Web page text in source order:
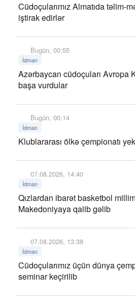
Cüdoçularımız Almatıda təlim-
iştirak edirlər
Bugün, 00:55
İdman
Azərbaycan cüdoçuları Avropa
başa vurdular
Bugün, 00:14
İdman
Klublararası ölkə çempionatı
07.08.2026, 14:40
İdman
Qızlardan ibarət basketbol
Makedoniyaya qalib gəlib
07.08.2026, 13:38
İdman
Cüdoçularımız üçün dünya
seminar keçirilib